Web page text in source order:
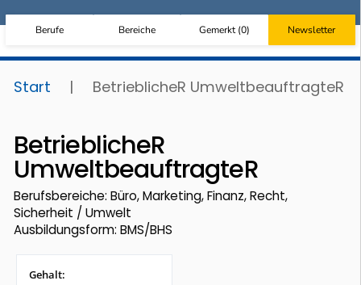
Berufe Bereiche Gemerkt(0) Newsletter
Start | BetrieblicheR UmweltbeauftragteR
BetrieblicheR
UmweltbeauftragteR
Berufsbereiche: Büro, Marketing, Finanz, Recht,
Sicherheit / Umwelt
Ausbildungsform: BMS/BHS
Gehalt: